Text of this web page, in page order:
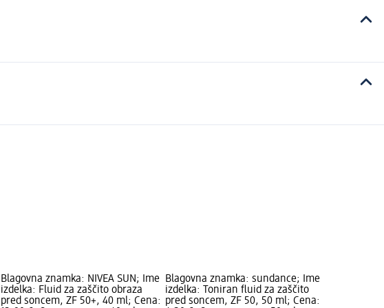
Blagovna znamka: NIVEA SUN; Ime
izdelka: Fluid za zaščito obraza
pred soncem, ZF 50+, 40 ml; Cena:
Blagovna znamka: sundance; Ime
izdelka: Toniran fluid za zaščito
pred soncem, ZF 50, 50 ml; Cena: